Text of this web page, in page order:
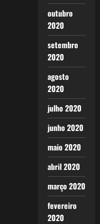
outubro
2020
setembro
2020
agosto
2020
julho 2020
junho 2020
maio 2020
abril 2020
março 2020
fevereiro
2020